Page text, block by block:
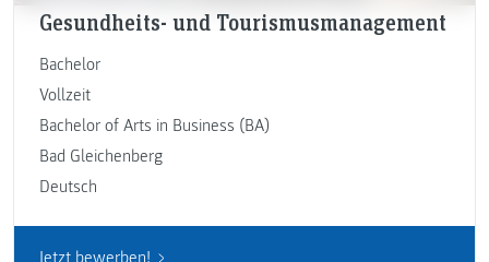
Gesundheits- und Tourismusmanagement
Bachelor
Vollzeit
Bachelor of Arts in Business (BA)
Bad Gleichenberg
Deutsch